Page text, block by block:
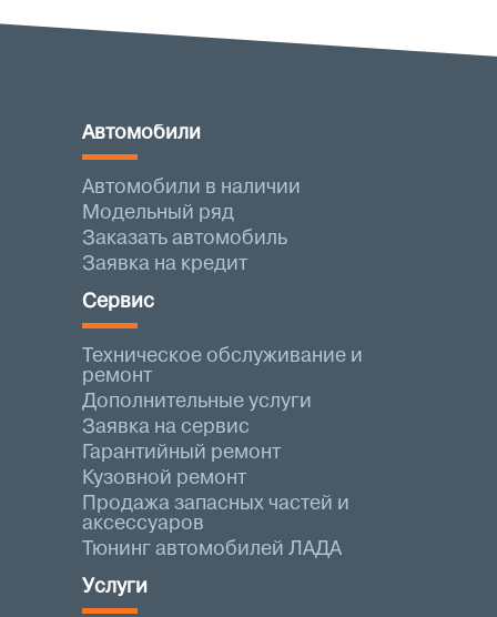
Автомобили
Автомобили в наличии
Модельный ряд
Заказать автомобиль
Заявка на кредит
Сервис
Техническое обслуживание и
ремонт
Дополнительные услуги
Заявка на сервис
Гарантийный ремонт
Кузовной ремонт
Продажа запасных частей и
аксессуаров
Тюнинг автомобилей ЛАДА
Услуги